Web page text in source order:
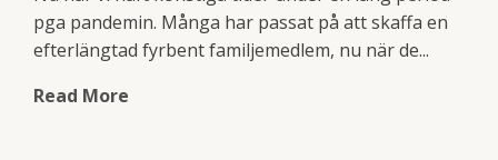
pga pandemin. Många har passat på att skaffa en
efterlängtad fyrbent familjemedlem, nu när de...
Read More